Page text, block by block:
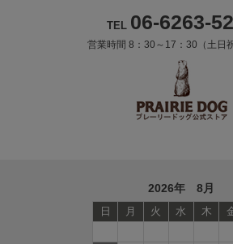
TEL 06-6263-
営業時間 8：30～17：30（土日
2026年 8月
日 月 火 水 木